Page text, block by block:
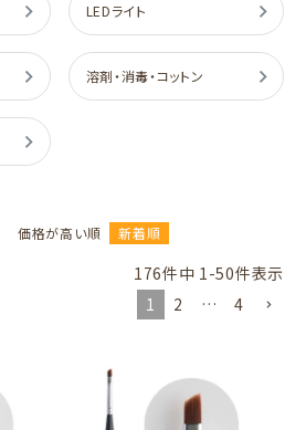
LEDライト
溶剤・消毒・コットン
価格が高い順 新着順
176件中 1-50件表示
1
2 … 4